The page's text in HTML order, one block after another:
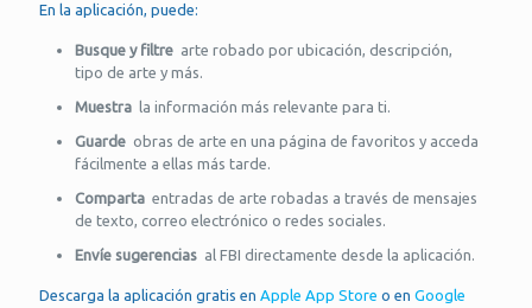
En la aplicación, puede:
Busque y filtre arte robado por ubicación, descripción,
tipo de arte y más.
Muestra la información más relevante para ti.
Guarde obras de arte en una página de favoritos y acceda
fácilmente a ellas más tarde.
Comparta entradas de arte robadas a través de mensajes
de texto, correo electrónico o redes sociales.
Envíe sugerencias al FBI directamente desde la aplicación.
Descarga la aplicación gratis en Apple App Store o en Google